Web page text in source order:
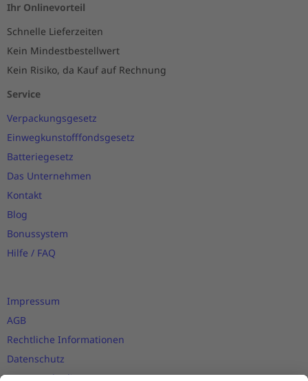
Ihr Onlinevorteil
Schnelle Lieferzeiten
Kein Mindestbestellwert
Kein Risiko, da Kauf auf Rechnung
Service
Verpackungsgesetz
Einwegkunstofffondsgesetz
Batteriegesetz
Das Unternehmen
Kontakt
Blog
Bonussystem
Hilfe / FAQ
Impressum
AGB
Rechtliche Informationen
Datenschutz
Nutzungsbedingungen